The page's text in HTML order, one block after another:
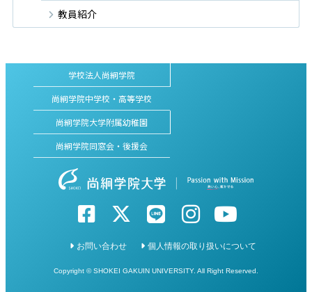
教員紹介
学校法人尚絅学院
尚絅学院中学校・高等学校
尚絅学院大学附属幼稚園
尚絅学院同窓会・後援会
お問い合わせ 個人情報の取り扱いについて
Copyright © SHOKEI GAKUIN UNIVERSITY. All Right Reserved.